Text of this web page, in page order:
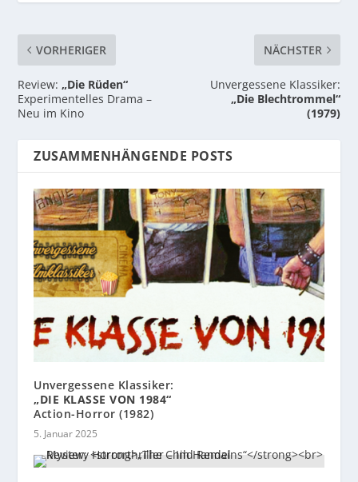
VORHERIGER
Review: „Die Rüden“
Experimentelles Drama –
Neu im Kino
NÄCHSTER
Unvergessene Klassiker:
„Die Blechtrommel“
(1979)
ZUSAMMENHÄNGENDE POSTS
Unvergessene Klassiker:
„DIE KLASSE VON 1984“
Action-Horror (1982)
5. Januar 2025